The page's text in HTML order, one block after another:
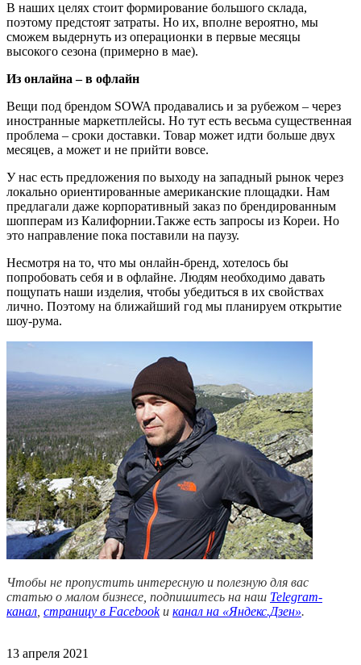
В наших целях стоит формирование большого склада,
поэтому предстоят затраты. Но их, вполне вероятно, мы
сможем выдернуть из операционки в первые месяцы
высокого сезона (примерно в мае).
Из онлайна – в офлайн
Вещи под брендом SOWA продавались и за рубежом – через
иностранные маркетплейсы. Но тут есть весьма существенная
проблема – сроки доставки. Товар может идти больше двух
месяцев, а может и не прийти вовсе.
У нас есть предложения по выходу на западный рынок через
локально ориентированные американские площадки. Нам
предлагали даже корпоративный заказ по брендированным
шопперам из Калифорнии.Также есть запросы из Кореи. Но
это направление пока поставили на паузу.
Несмотря на то, что мы онлайн-бренд, хотелось бы
попробовать себя и в офлайне. Людям необходимо давать
пощупать наши изделия, чтобы убедиться в их свойствах
лично. Поэтому на ближайший год мы планируем открытие
шоу-рума.
Чтобы не пропустить интересную и полезную для вас
статью о малом бизнесе, подпишитесь на наш Telegram-
канал страницу в Facebookи канал на «Яндекс.Дзен».
13 апреля 2021